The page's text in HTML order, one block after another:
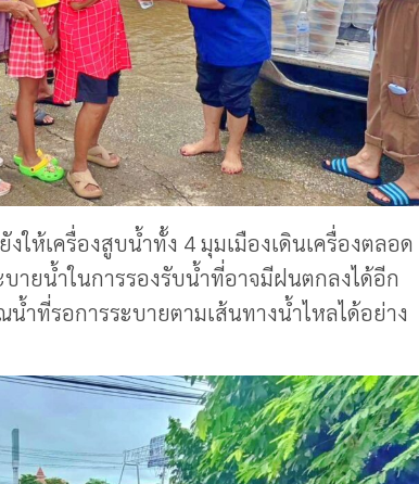
ให้เครื่องสูบน้ำทั้ง 4 มุมเมืองเดินเครื่องตลอด
ายน้ำในการรองรับน้ำที่อาจมีฝนตกลงได้อีก
ำที่รอการระบายตามเส้นทางน้ำไหลได้อย่าง